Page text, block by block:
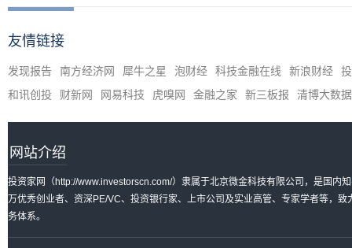
友情链接
发现报告 南方经济网 犀牛之星 泡财经 科技金融在线 新浪财经
和讯创投
财新网 网易科技 虎嗅网 金融之家 新三板报 清博大数据
网站介绍
投资家网（http://www.investorscn.com/）隶属于北京微金科技有限公司，是国内
万优秀创业者、资深PE/VC、投资银行家、上市公司及实业高管、专家学者等，
务体系。